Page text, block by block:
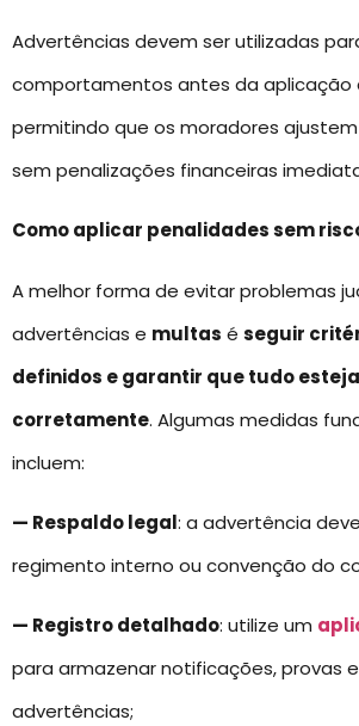
Advertências devem ser utilizadas
comportamentos antes da aplicação
permitindo que os moradores
sem penalizações financeiras
Como aplicar penalidades sem
A melhor forma de evitar problemas
advertências e multas é seguir
definidos e garantir que tudo
corretamente. Algumas medidas
incluem:
— Respaldo legal: a advertência
regimento interno ou convenção do
— Registro detalhado: utilize um
para armazenar notificações, provas
advertências;